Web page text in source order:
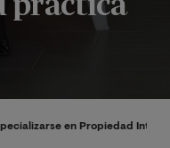
en Propiedad